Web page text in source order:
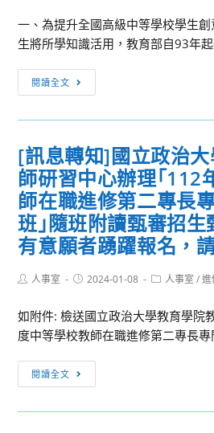
辦
理
線
座：
《蓋
婭
科
普
講
座
系
列
—
「為
對
一、為提升全國高級中等學校學生
生將所學知識活用，教育部自93年
閱讀全文
生
競
「113
年
度
智
慧
鐵
意
競
賽
[訊息轉知]國立政治
師研習中心辦理｢112
師在職進修第二專長
班｣隨班附讀甄審招生
有意願者踴躍報名，
Post人事室
Post2024-01-08
Post人事室 / 進
如附件: 檢送國立政治大學教育學院
度中等學校教師在職進修第二專長專
閱讀全文
息
轉